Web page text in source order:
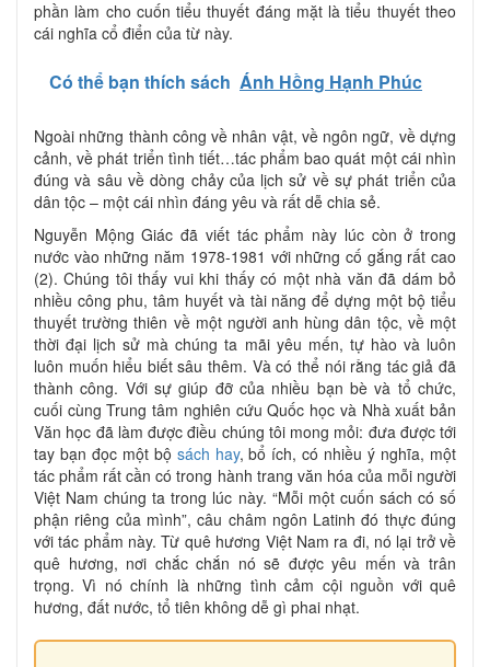
phần làm cho cuốn tiểu thuyết đáng mặt là tiểu thuyết theo
cái nghĩa cổ điển của từ này.
Có thể bạn thích sách Ánh Hồng Hạnh Phúc
Ngoài những thành công về nhân vật, về ngôn ngữ, về dựng
cảnh, về phát triển tình tiết…tác phẩm bao quát một cái nhìn
đúng và sâu về dòng chảy của lịch sử về sự phát triển của
dân tộc – một cái nhìn đáng yêu và rất dễ chia sẻ.
Nguyễn Mộng Giác đã viết tác phẩm này lúc còn ở trong
nước vào những năm 1978-1981 với những cố gắng rất cao
(2). Chúng tôi thấy vui khi thấy có một nhà văn đã dám bỏ
nhiều công phu, tâm huyết và tài năng để dựng một bộ tiểu
thuyết trường thiên về một người anh hùng dân tộc, về một
thời đại lịch sử mà chúng ta mãi yêu mến, tự hào và luôn
luôn muốn hiểu biết sâu thêm. Và có thể nói rằng tác giả đã
thành công. Với sự giúp đỡ của nhiều bạn bè và tổ chức,
cuối cùng Trung tâm nghiên cứu Quốc học và Nhà xuất bản
Văn học đã làm được điều chúng tôi mong mỏi: đưa được tới
tay bạn đọc một bộ sách hay, bổ ích, có nhiều ý nghĩa, một
tác phẩm rất cần có trong hành trang văn hóa của mỗi người
Việt Nam chúng ta trong lúc này. “Mỗi một cuốn sách có số
phận riêng của mình”, câu châm ngôn Latinh đó thực đúng
với tác phẩm này. Từ quê hương Việt Nam ra đi, nó lại trở về
quê hương, nơi chắc chắn nó sẽ được yêu mến và trân
trọng. Vì nó chính là những tình cảm cội nguồn với quê
hương, đất nước, tổ tiên không dễ gì phai nhạt.